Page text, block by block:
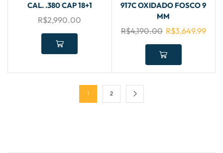
CAL. .380 CAP 18+1
R$2,990.00
917C OXIDADO FOSCO 9
MM
R$4,190.00 R$3,649.99
1 2